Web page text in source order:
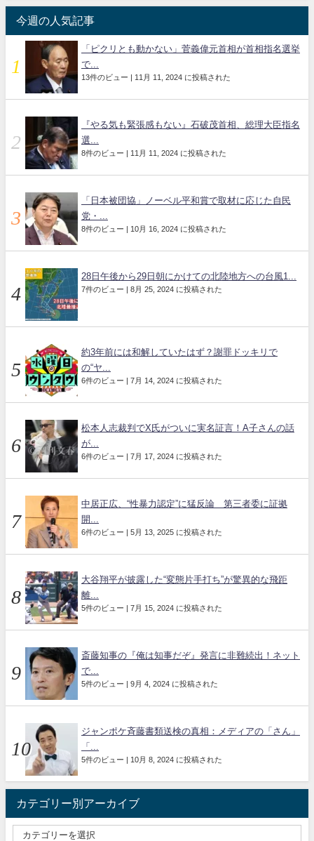
今週の人気記事
「ピクリとも動かない」菅義偉元首相が首相指名選挙
で...
13件のビュー | 11月 11, 2024 に投稿された
『やる気も緊張感もない』石破茂首相、総理大臣指名
選...
8件のビュー | 11月 11, 2024 に投稿された
「日本被団協」ノーベル平和賞で取材に応じた自民
党・...
8件のビュー | 10月 16, 2024 に投稿された
28日午後から29日朝にかけての北陸地方への台風1...
7件のビュー | 8月 25, 2024 に投稿された
約3年前には和解していたはず？謝罪ドッキリで
の“ヤ...
6件のビュー | 7月 14, 2024 に投稿された
松本人志裁判でX氏がついに実名証言！A子さんの話
が...
6件のビュー | 7月 17, 2024 に投稿された
中居正広、“性暴力認定”に猛反論 第三者委に証拠
開...
6件のビュー | 5月 13, 2025 に投稿された
大谷翔平が披露した“変態片手打ち”が驚異的な飛距
離...
5件のビュー | 7月 15, 2024 に投稿された
斎藤知事の『俺は知事だぞ』発言に非難続出！ネット
で...
5件のビュー | 9月 4, 2024 に投稿された
ジャンポケ斉藤書類送検の真相：メディアの「さん」
「...
5件のビュー | 10月 8, 2024 に投稿された
カテゴリー別アーカイブ